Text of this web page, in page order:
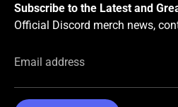
Subscribe to the Latest and
Official Discord merch news,
Email address